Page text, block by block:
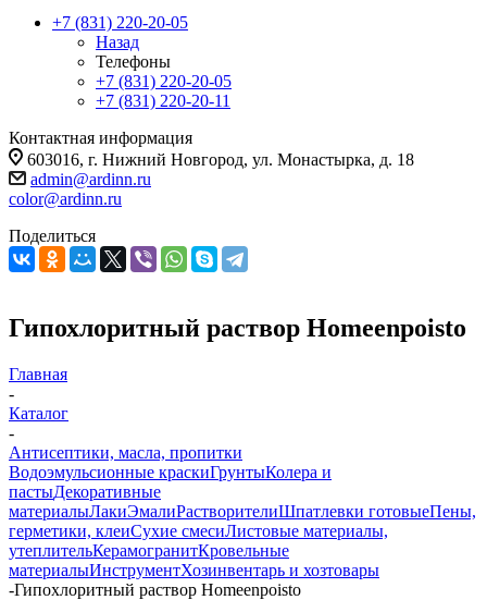
+7 (831) 220-20-05
Назад
Телефоны
+7 (831) 220-20-05
+7 (831) 220-20-11
Контактная информация
603016, г. Нижний Новгород, ул. Монастырка, д. 18
admin@ardinn.ru
color@ardinn.ru
Поделиться
Гипохлоритный раствор Homeenpoisto
Главная
-
Каталог
-
Антисептики, масла, пропитки
Водоэмульсионные краскиГрунтыКолера и
пастыДекоративные
материалыЛакиЭмалиРастворителиШпатлевки готовыеПены,
герметики, клеиСухие смесиЛистовые материалы,
утеплительКерамогранитКровельные
материалыИнструментХозинвентарь и хозтовары
-Гипохлоритный раствор Homeenpoisto